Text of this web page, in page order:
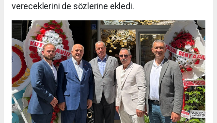
vereceklerini de sözlerine ekledi.